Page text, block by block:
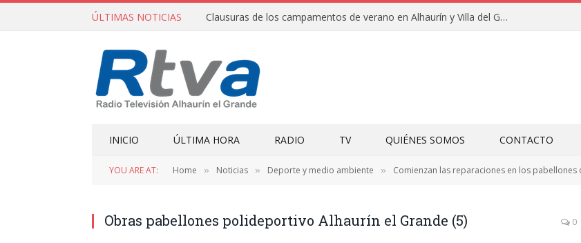
ÚLTIMAS NOTICIAS Clausuras de los campamentos de verano en Alhaurín y Villa del Guadalhorce 2026
INICIO ÚLTIMA HORA RADIO TV QUIÉNES SOMOS CONTACTO
YOU ARE AT: Home » Noticias » Deporte y medio ambiente » Comienzan las reparaciones en los
Obras pabellones polideportivo Alhaurín el Grande (5) 0